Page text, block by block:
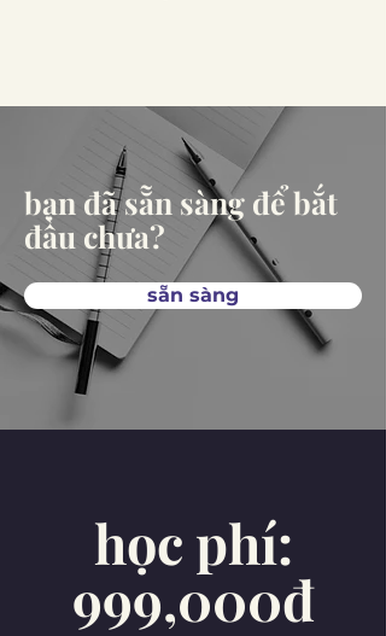
bạn đã sẵn sàng để bắt
đầu chưa?
sẵn sàng
học phí:
999,000đ